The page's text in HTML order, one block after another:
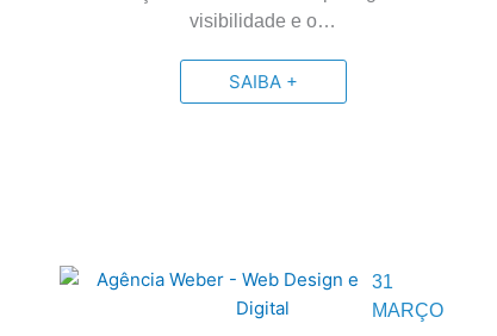
visibilidade e o…
SAIBA +
31
MARÇO